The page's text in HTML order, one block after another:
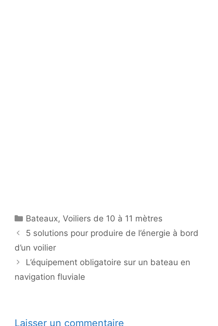
Catégories
Bateaux,Voiliers de 10 à 11 mètres
5 solutions pour produire de l’énergie à bord
d’un voilier
L’équipement obligatoire sur un bateau en
navigation fluviale
Laisser un commentaire